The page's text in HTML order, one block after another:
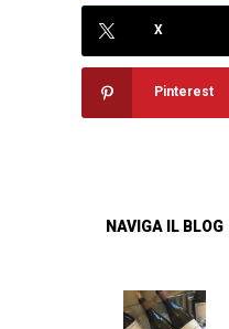
X
Pinterest
NAVIGA IL BLOG